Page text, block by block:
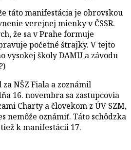
manifestácia je obrovskou
verejnej mienky v ČSSR.
že sa v Prahe formuje
početné štrajky. V tejto
vysokej školy DAMU a závodu
Fiala a zoznámil
16. novembra sa zastupcovia
Charty a človekom z ÚV SZM,
nemôže oznámiť. Táto schôdzka
k manifestácii 17.